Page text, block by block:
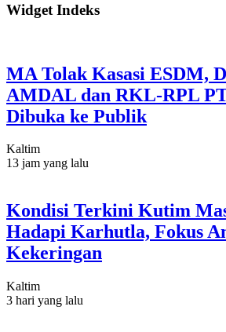
Widget Indeks
MA Tolak Kasasi ESDM,
AMDAL dan RKL-RPL
Dibuka ke Publik
Kaltim
13 jam yang lalu
Kondisi Terkini Kutim
Hadapi Karhutla, Fokus
Kekeringan
Kaltim
3 hari yang lalu